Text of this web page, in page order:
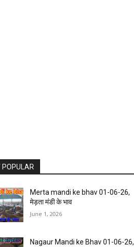
POPULAR
Merta mandi ke bhav 01-06-26,
मेड़ता मंडी के भाव
June 1, 2026
Nagaur Mandi ke Bhav 01-06-26,